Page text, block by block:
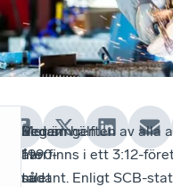
Regeringen
har
nu
Sedan
1990-
talet
Mer än hälften av alla
återfinns i ett 3:12-
sådant. Enligt SCB-